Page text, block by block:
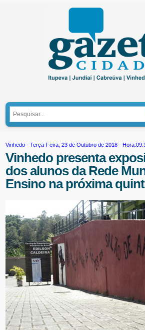
Vinhedo - Terça-Feira, 23 de Outubro de 2018 -
Vinhedo presenta
dos alunos da Rede
Ensino na próxima